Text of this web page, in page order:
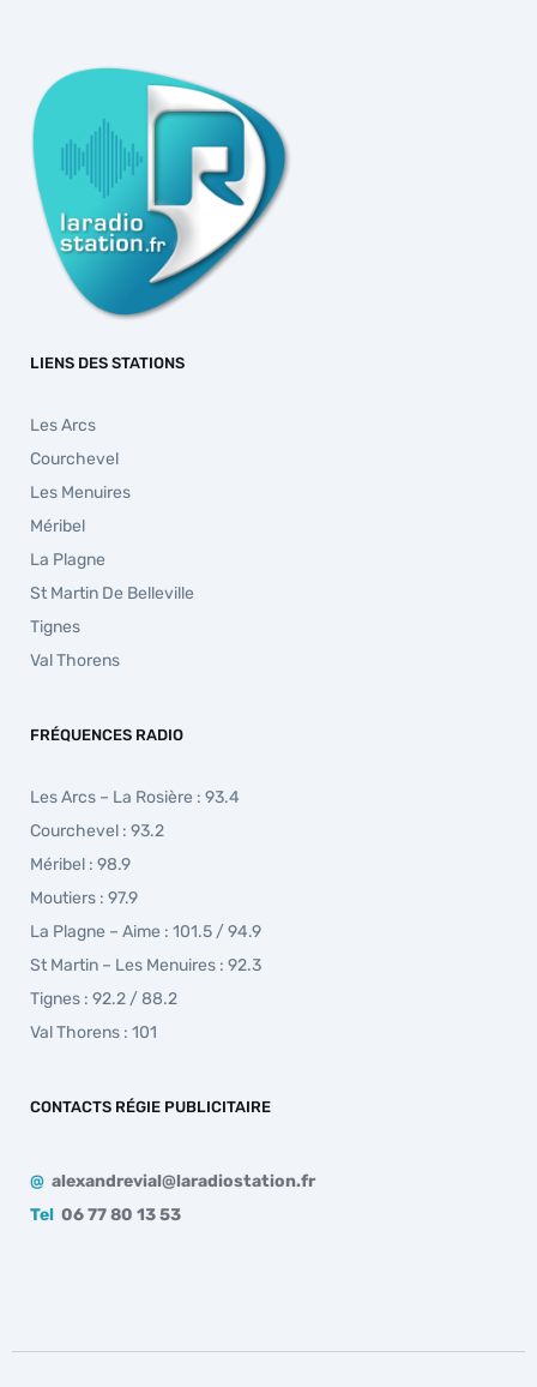
LIENS DES STATIONS
Les Arcs
Courchevel
Les Menuires
Méribel
La Plagne
St Martin De Belleville
Tignes
Val Thorens
FRÉQUENCES RADIO
Les Arcs – La Rosière : 93.4
Courchevel : 93.2
Méribel : 98.9
Moutiers : 97.9
La Plagne – Aime : 101.5 / 94.9
St Martin – Les Menuires : 92.3
Tignes : 92.2 / 88.2
Val Thorens : 101
CONTACTS RÉGIE PUBLICITAIRE
@ alexandrevial@laradiostation.fr
Tel 06 77 80 13 53